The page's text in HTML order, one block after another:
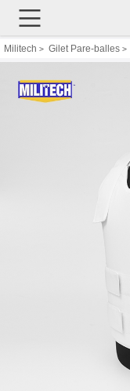
Militech > Gilet Pare-balles >